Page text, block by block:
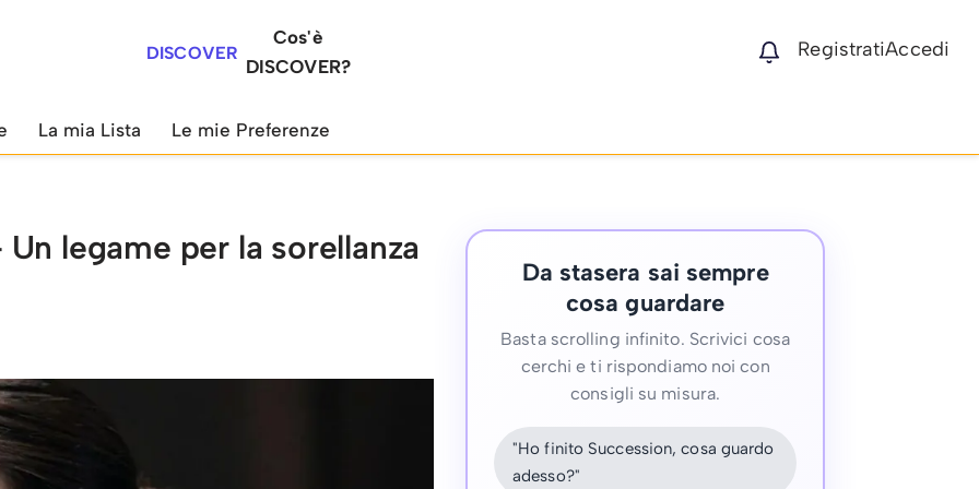
DISCOVER
Cos'è
DISCOVER?
RegistratiAccedi
La mia Lista Le mie Preferenze
legame per la sorellanza
Da stasera sai sempre
cosa guardare
Basta scrolling infinito. Scrivici cosa
cerchi e ti rispondiamo noi con
consigli su misura.
"Ho finito Succession, cosa guardo
adesso?"